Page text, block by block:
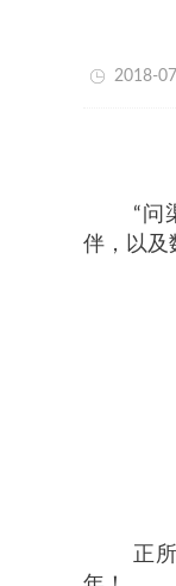
2018-
“问
伴，以及
正